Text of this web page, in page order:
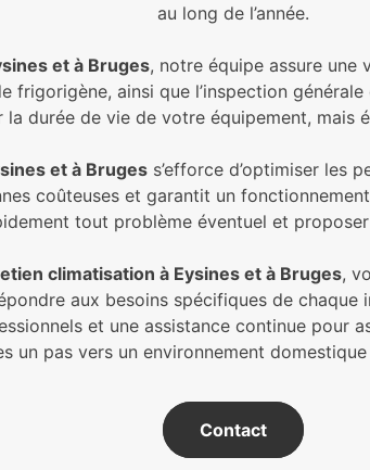
au long de l’année.
et à Bruges, notre équipe assure une
ainsi que l’inspection
durée de vie de votre équipement, mais
et à Brugess’efforce d’optimiser les
coûteuses et garantit un
tout problème éventuel et
climatisation à Eysines et à Bruges,
aux besoins spécifiques de
et une assistance continue pour
un pas vers un environnement
Contact